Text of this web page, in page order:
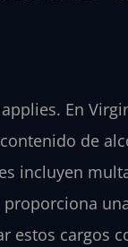
En
de
incluyen
proporciona
estos cargos